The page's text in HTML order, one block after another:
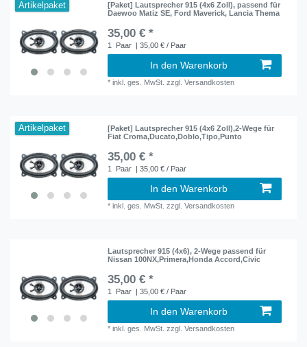
Artikelpaket
[Paket] Lautsprecher 915 (4x6 Zoll), passend für
Daewoo Matiz SE, Ford Maverick, Lancia Thema
35,00 € *
1 Paar | 35,00 € / Paar
In den Warenkorb
*inkl. ges. MwSt. zzgl.Versandkosten
Artikelpaket
[Paket] Lautsprecher 915 (4x6 Zoll),2-Wege für
Fiat Croma,Ducato,Doblo,Tipo,Punto
35,00 € *
1 Paar | 35,00 € / Paar
In den Warenkorb
*inkl. ges. MwSt. zzgl.Versandkosten
Lautsprecher 915 (4x6), 2-Wege passend für
Nissan 100NX,Primera,Honda Accord,Civic
35,00 € *
1 Paar | 35,00 € / Paar
In den Warenkorb
*inkl. ges. MwSt. zzgl.Versandkosten